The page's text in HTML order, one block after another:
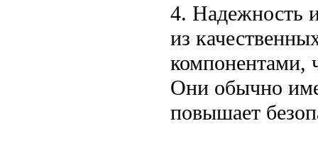
4. Надежность и
из
компонентами,
Они обычно
повышает